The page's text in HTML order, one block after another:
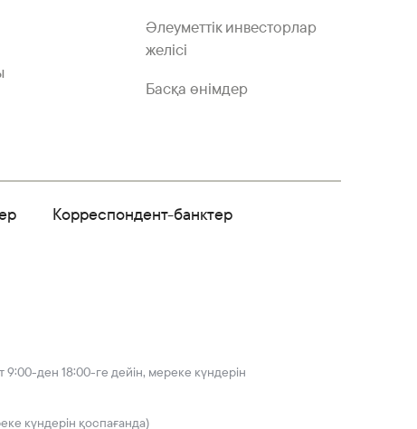
Әлеуметтік инвесторлар
желісі
Басқа өнімдер
Корреспондент-банктер
ден 18:00-ге дейін, мереке күндерін
күндерін қоспағанда)